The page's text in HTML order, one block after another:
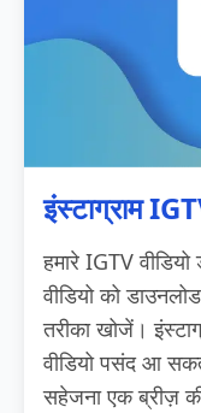
इंस्टाग्राम
हमारे IGTV
वीडियो को
तरीका खोजें।
वीडियो पसंद आ
सहेजना एक ब्रीज़